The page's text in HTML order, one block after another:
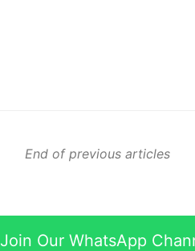
End of previous articles
Join Our WhatsApp